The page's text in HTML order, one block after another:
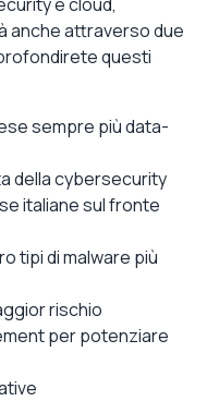
anche attraverso due
questi
sempre più data-
della cybersecurity
italiane sul fronte
tipi di malware più
rischio
per potenziare